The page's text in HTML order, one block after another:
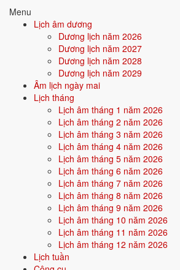
Menu
Lịch âm dương
Dương lịch năm 2026
Dương lịch năm 2027
Dương lịch năm 2028
Dương lịch năm 2029
Âm lịch ngày mai
Lịch tháng
Lịch âm tháng 1 năm 2026
Lịch âm tháng 2 năm 2026
Lịch âm tháng 3 năm 2026
Lịch âm tháng 4 năm 2026
Lịch âm tháng 5 năm 2026
Lịch âm tháng 6 năm 2026
Lịch âm tháng 7 năm 2026
Lịch âm tháng 8 năm 2026
Lịch âm tháng 9 năm 2026
Lịch âm tháng 10 năm 2026
Lịch âm tháng 11 năm 2026
Lịch âm tháng 12 năm 2026
Lịch tuần
Tìm hiểu chi tiết nạp âm Bích Thượng Thổ:
sinh, tương sinh tương khắc →
Quan hệ Can × Chi (Thổ sinh Kim):
trường hỗ trợ bản thân. Người này dễ nhận
gặp quý nhân.
Điểm mạnh:May mắn, được nâng đỡ, dễ
thời địa lợi.
Điểm cần lưu ý:Có thể bị phụ thuộc hoặc
thuận lợi.
Bối cảnh vận khí khi sinh năm 1961
Người sinh năm1961rơi vào Vận 5 - Ngũ
trong chu kỳ Tam Nguyên Cửu Vận. Mệnh
Hoàng Thổ (Thổ) - đồng hành cộng hưởng,
theo bản mệnh, tiềm năng phát huy mạnh
cung, biến động lớn.